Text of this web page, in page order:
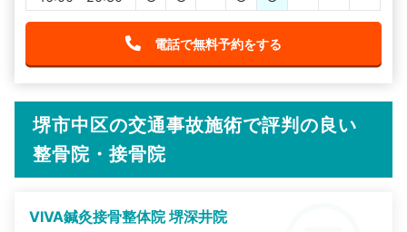
電話で無料予約をする
堺市中区の交通事故施術で評判の良い
整骨院・接骨院
VIVA鍼灸接骨整体院 堺深井院